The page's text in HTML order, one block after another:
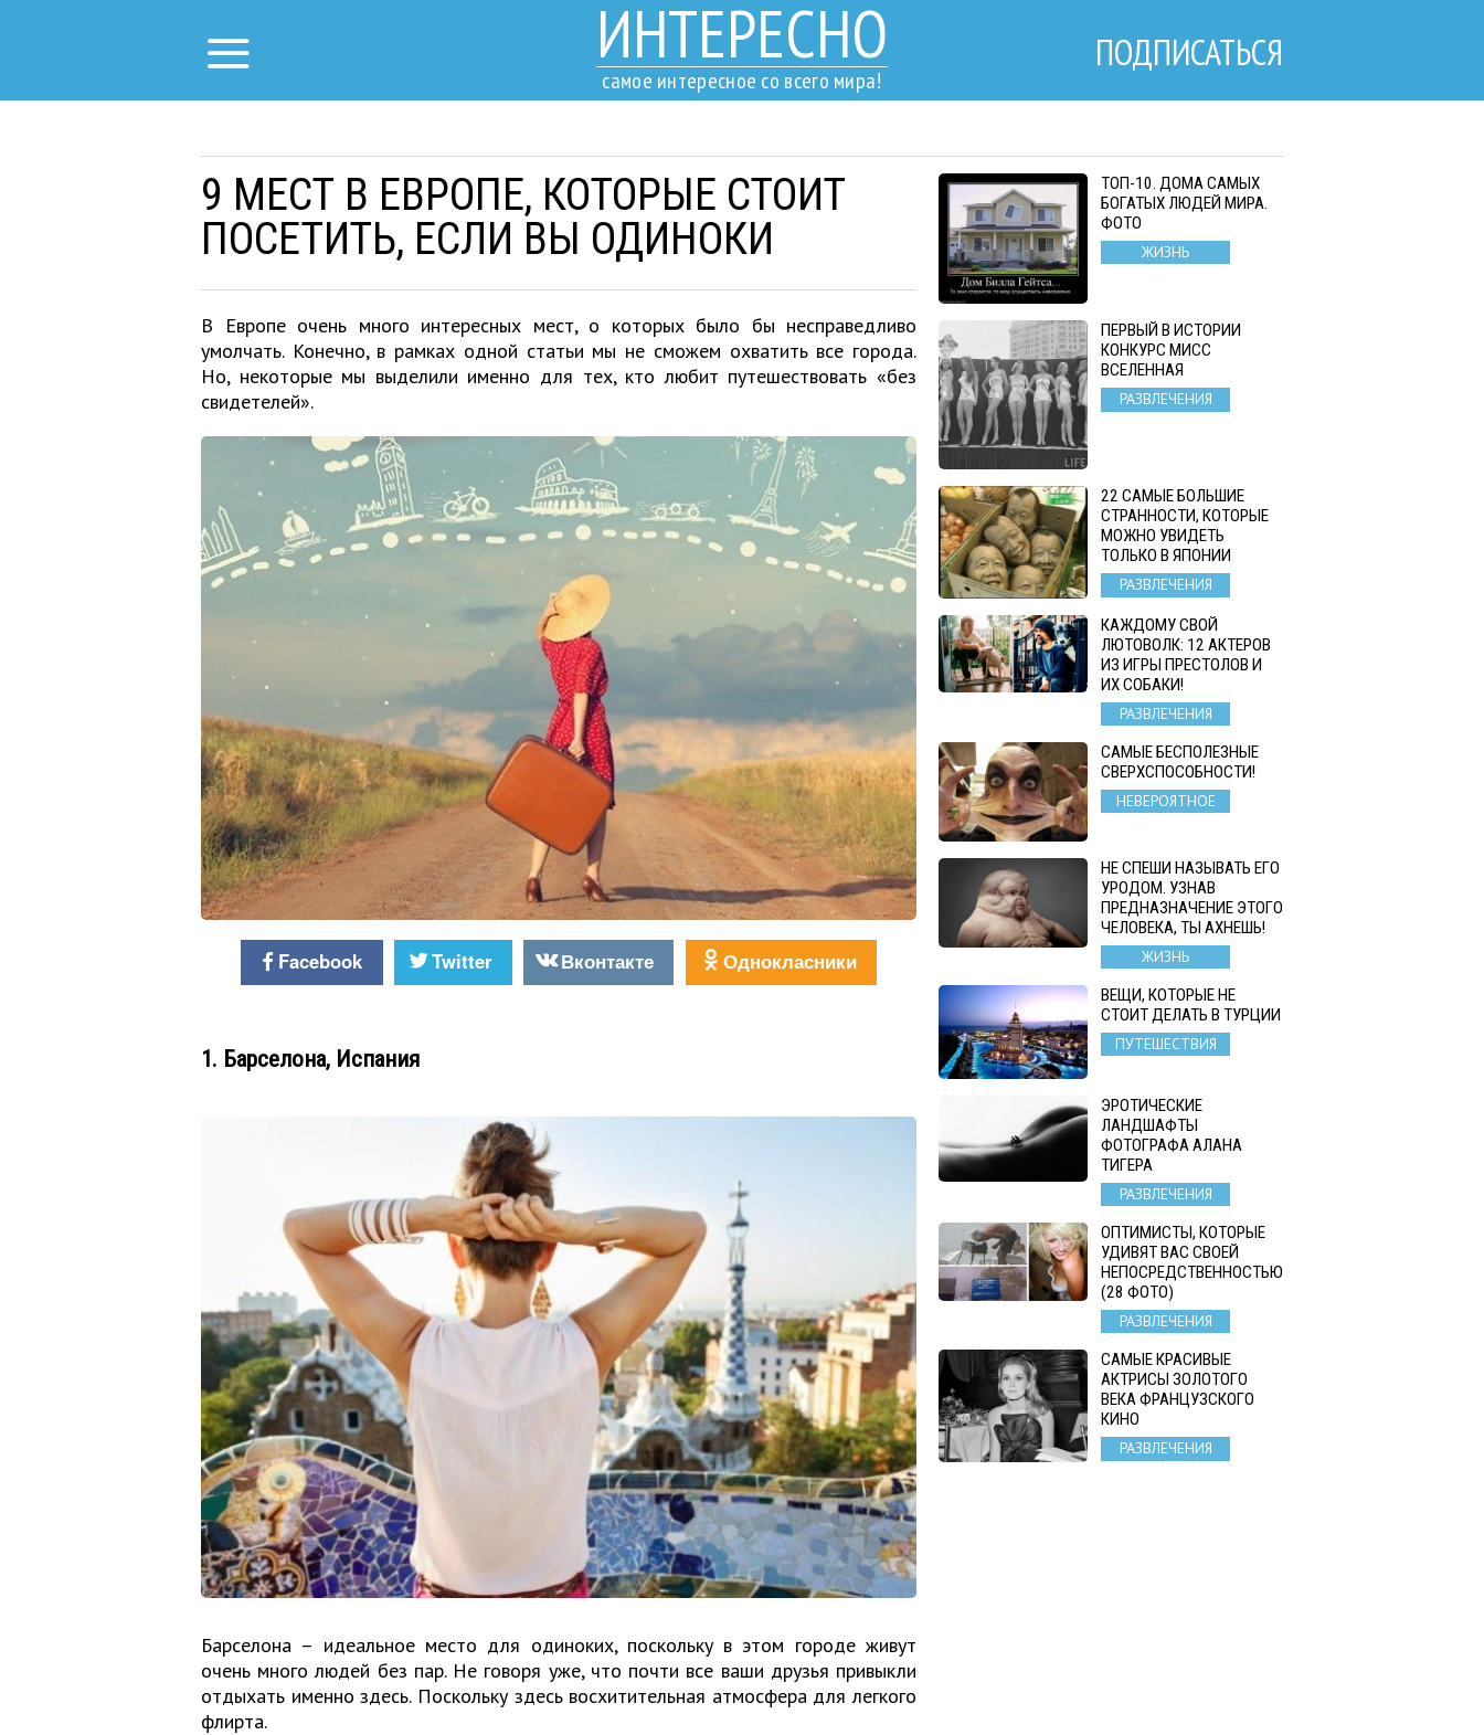
ИНТЕРЕСНО
самое интересное со всего мира!
ПОДПИСАТЬСЯ
9 МЕСТ В ЕВРОПЕ, КОТОРЫЕ СТОИТ
ПОСЕТИТЬ, ЕСЛИ ВЫ ОДИНОКИ
В Европе очень много интересных мест, о которых было бы несправедливо
умолчать. Конечно, в рамках одной статьи мы не сможем охватить все города.
Но, некоторые мы выделили именно для тех, кто любит путешествовать «без
свидетелей».
Facebook Twitter Вконтакте Однокласники
1. Барселона, Испания
Барселона – идеальное место для одиноких, поскольку в этом городе живут
очень много людей без пар. Не говоря уже, что почти все ваши друзья привыкли
отдыхать именно здесь. Поскольку здесь восхитительная атмосфера для легкого
флирта.
ТОП-10. ДОМА САМЫХ
БОГАТЫХ ЛЮДЕЙ МИРА.
ФОТО
ЖИЗНЬ
ПЕРВЫЙ В ИСТОРИИ
КОНКУРС МИСС
ВСЕЛЕННАЯ
РАЗВЛЕЧЕНИЯ
22 САМЫЕ БОЛЬШИЕ
СТРАННОСТИ, КОТОРЫЕ
МОЖНО УВИДЕТЬ
ТОЛЬКО В ЯПОНИИ
РАЗВЛЕЧЕНИЯ
КАЖДОМУ СВОЙ
ЛЮТОВОЛК: 12 АКТЕРОВ
ИЗ ИГРЫ ПРЕСТОЛОВ И
ИХ СОБАКИ!
РАЗВЛЕЧЕНИЯ
САМЫЕ БЕСПОЛЕЗНЫЕ
СВЕРХСПОСОБНОСТИ!
НЕВЕРОЯТНОЕ
НЕ СПЕШИ НАЗЫВАТЬ ЕГО
УРОДОМ. УЗНАВ
ПРЕДНАЗНАЧЕНИЕ ЭТОГО
ЧЕЛОВЕКА, ТЫ АХНЕШЬ!
ЖИЗНЬ
ВЕЩИ, КОТОРЫЕ НЕ
СТОИТ ДЕЛАТЬ В ТУРЦИИ
ПУТЕШЕСТВИЯ
ЭРОТИЧЕСКИЕ
ЛАНДШАФТЫ
ФОТОГРАФА АЛАНА
ТИГЕРА
РАЗВЛЕЧЕНИЯ
ОПТИМИСТЫ, КОТОРЫЕ
УДИВЯТ ВАС СВОЕЙ
НЕПОСРЕДСТВЕННОСТЬЮ
(28 ФОТО)
РАЗВЛЕЧЕНИЯ
САМЫЕ КРАСИВЫЕ
АКТРИСЫ ЗОЛОТОГО
ВЕКА ФРАНЦУЗСКОГО
КИНО
РАЗВЛЕЧЕНИЯ